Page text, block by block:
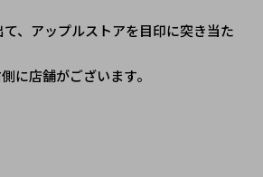
、アップルストアを目印に突き当た
に店舗がございます。